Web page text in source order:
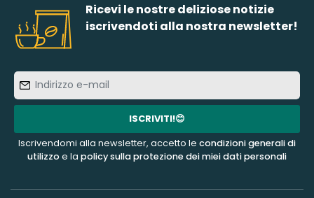
Ricevi le nostre deliziose notizie
iscrivendoti alla nostra newsletter!
e-
mail
ISCRIVITI!😊
Iscrivendomi alla newsletter, accetto le condizioni generali di
utilizzoe la policy sulla protezione dei miei dati personali